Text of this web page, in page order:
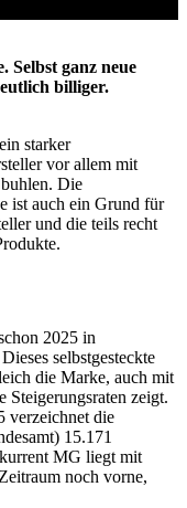
Selbst ganz neue
billiger.
starker
vor allem mit
Die
ist auch ein Grund für
und die teils recht
2025 in
selbstgesteckte
die Marke, auch mit
Steigerungsraten zeigt.
verzeichnet die
15.171
MG liegt mit
noch vorne,